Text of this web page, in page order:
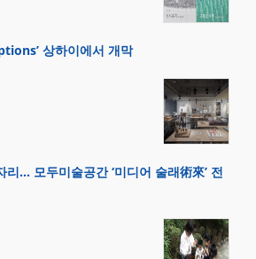
상하이에서 개막
… 모두미술공간 ‘미디어 술래術來’ 전